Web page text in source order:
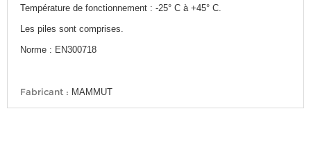
Température de fonctionnement : -25° C à +45° C.
Les piles sont comprises.
Norme : EN300718
Fabricant : MAMMUT